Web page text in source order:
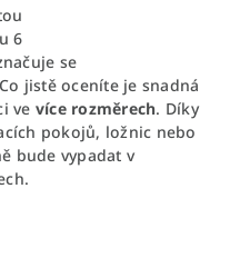
6
se
Co jistě oceníte je snadná
ve více rozměrech. Díky
pokojů, ložnic nebo
bude vypadat v